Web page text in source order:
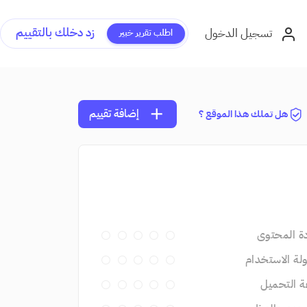
تسجيل الدخول اطلب تقرير خبير زد دخلك بالتقييم
هل تملك هذا الموقع ؟ add إضافة تقييم
المحتوى
الاستخدام
التحميل